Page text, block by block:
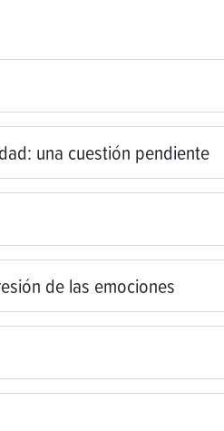
una cuestión pendiente
de las emociones